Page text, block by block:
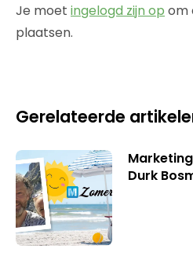
Je moet ingelogd zijn op om
plaatsen.
Gerelateerde
Durk